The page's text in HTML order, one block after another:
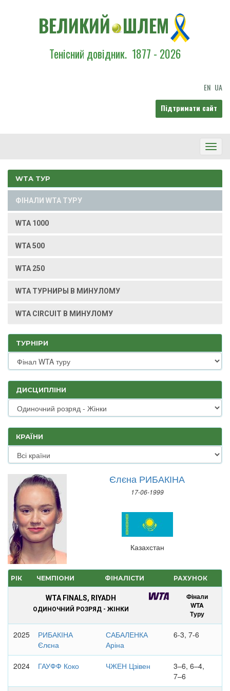
ВЕЛИКИЙ ШЛЕМ
Тенісний довідник. 1877 - 2026
EN UA
Підтримати сайт
WTA ТУР
ФІНАЛИ WTA ТУРУ
WTA 1000
WTA 500
WTA 250
WTA ТУРНИРЫ В МИНУЛОМУ
WTA CIRCUIT В МИНУЛОМУ
ТУРНІРИ
ДИСЦИПЛІНИ
КРАЇНИ
Єлєна РИБАКІНА
17-06-1999
Казахстан
РІК ЧЕМПІОНИ ФІНАЛІСТИ РАХУНОК
WTA FINALS, RIYADH
ОДИНОЧНИЙ РОЗРЯД - ЖІНКИ
Фінали
WTA
Туру
2025
РИБАКІНА
Єлєна
САБАЛЕНКА
Аріна
6-3, 7-6
2024 ГАУФФ Коко ЧЖЕН Цзівен
3–6, 6–4,
7–6